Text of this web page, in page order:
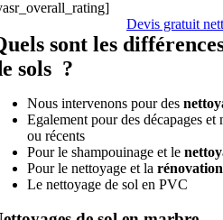
Devis gratuit
sont les
sols ?
Nous intervenons pour des
Egalement pour des décapages et
ou récents
Pour le shampouinage et le
Pour le nettoyage et la
Le nettoyage de sol en PVC